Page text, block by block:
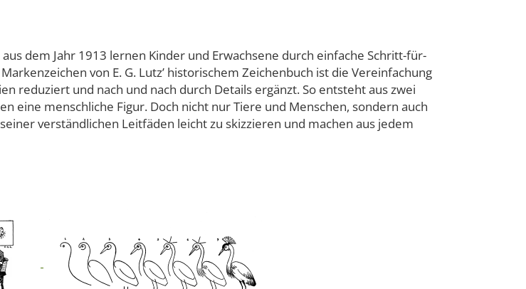
dem Jahr 1913 lernen Kinder und Erwachsene durch einfache Schritt-für-
von E. G. Lutz’ historischem Zeichenbuch ist die Vereinfachung
reduziert und nach und nach durch Details ergänzt. So entsteht aus zwei
eine menschliche Figur. Doch nicht nur Tiere und Menschen, sondern auch
verständlichen Leitfäden leicht zu skizzieren und machen aus jedem